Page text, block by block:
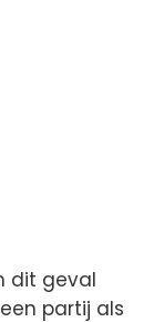
dit geval
partij als